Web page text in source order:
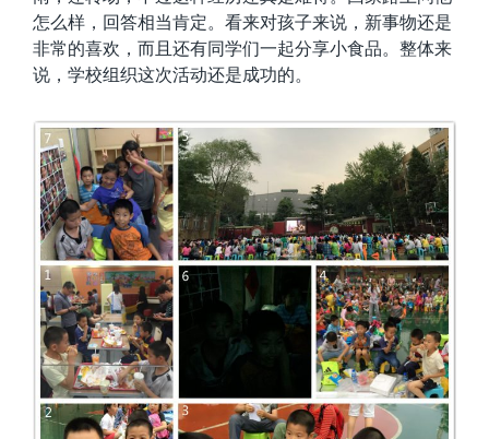
怎么样，回答相当肯定。看来对孩子来说，新事物还是
非常的喜欢，而且还有同学们一起分享小食品。整体来
说，学校组织这次活动还是成功的。